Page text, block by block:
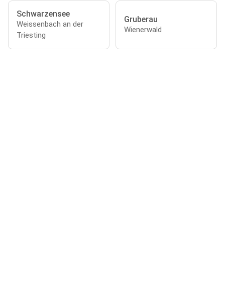
Schwarzensee
Weissenbach an der
Triesting
Gruberau
Wienerwald